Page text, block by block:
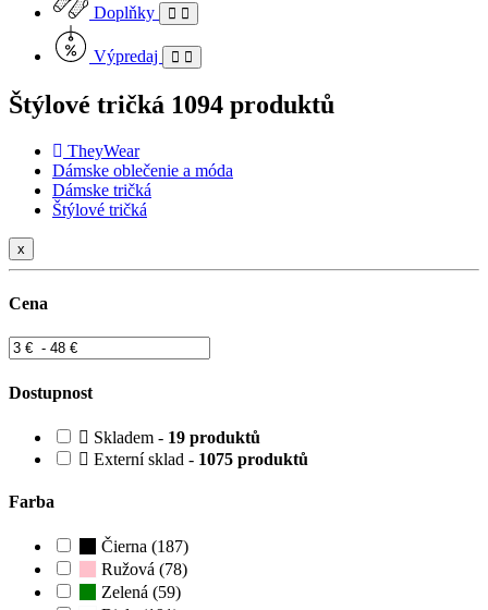
Doplňky
Výpredaj
Štýlové tričká 1094 produktů
TheyWear
Dámske oblečenie a móda
Dámske tričká
Štýlové tričká
x
Cena
Dostupnost
Skladem - 19 produktů
Externí sklad - 1075 produktů
Farba
Čierna (187)
Ružová (78)
Zelená (59)